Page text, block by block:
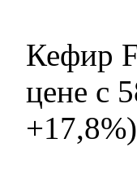
Кефир
цене с